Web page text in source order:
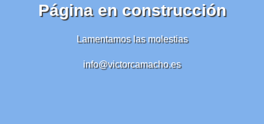
Página en construcción
Lamentamos las molestias
info@victorcamacho.es